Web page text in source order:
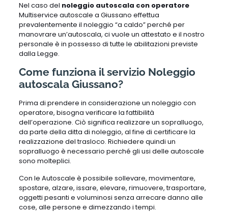
Nel caso del noleggio autoscala con operatore
Multiservice autoscale a Giussano effettua
prevalentemente il noleggio “a caldo” perché per
manovrare un’autoscala, ci vuole un attestato e il nostro
personale è in possesso di tutte le abilitazioni previste
dalla Legge.
Come funziona il servizio Noleggio
autoscala Giussano?
Prima di prendere in considerazione un noleggio con
operatore, bisogna verificare la fattibilità
dell’operazione. Ciò significa realizzare un sopralluogo,
da parte della ditta di noleggio, al fine di certificare la
realizzazione del trasloco. Richiedere quindi un
sopralluogo è necessario perché gli usi delle autoscale
sono molteplici.
Con le Autoscale è possibile sollevare, movimentare,
spostare, alzare, issare, elevare, rimuovere, trasportare,
oggetti pesanti e voluminosi senza arrecare danno alle
cose, alle persone e dimezzando i tempi.